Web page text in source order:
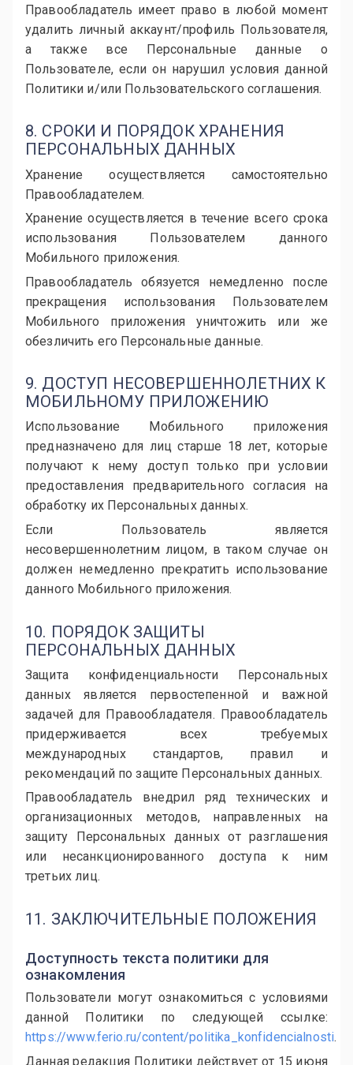
Правообладатель имеет право в любой момент
удалить личный аккаунт/профиль Пользователя,
а также все Персональные данные о
Пользователе, если он нарушил условия данной
Политики и/или Пользовательского соглашения.
8. СРОКИ И ПОРЯДОК ХРАНЕНИЯ
ПЕРСОНАЛЬНЫХ ДАННЫХ
Хранение осуществляется самостоятельно
Правообладателем.
Хранение осуществляется в течение всего срока
использования Пользователем данного
Мобильного приложения.
Правообладатель обязуется немедленно после
прекращения использования Пользователем
Мобильного приложения уничтожить или же
обезличить его Персональные данные.
9. ДОСТУП НЕСОВЕРШЕННОЛЕТНИХ К
МОБИЛЬНОМУ ПРИЛОЖЕНИЮ
Использование Мобильного приложения
предназначено для лиц старше 18 лет, которые
получают к нему доступ только при условии
предоставления предварительного согласия на
обработку их Персональных данных.
Если Пользователь является
несовершеннолетним лицом, в таком случае он
должен немедленно прекратить использование
данного Мобильного приложения.
10. ПОРЯДОК ЗАЩИТЫ
ПЕРСОНАЛЬНЫХ ДАННЫХ
Защита конфиденциальности Персональных
данных является первостепенной и важной
задачей для Правообладателя. Правообладатель
придерживается всех требуемых
международных стандартов, правил и
рекомендаций по защите Персональных данных.
Правообладатель внедрил ряд технических и
организационных методов, направленных на
защиту Персональных данных от разглашения
или несанкционированного доступа к ним
третьих лиц.
11. ЗАКЛЮЧИТЕЛЬНЫЕ ПОЛОЖЕНИЯ
Доступность текста политики для
ознакомления
Пользователи могут ознакомиться с условиями
данной Политики по следующей ссылке:
https://www.ferio.ru/content/politika_konfidencialnosti.
Данная редакция Политики действует от 15 июня